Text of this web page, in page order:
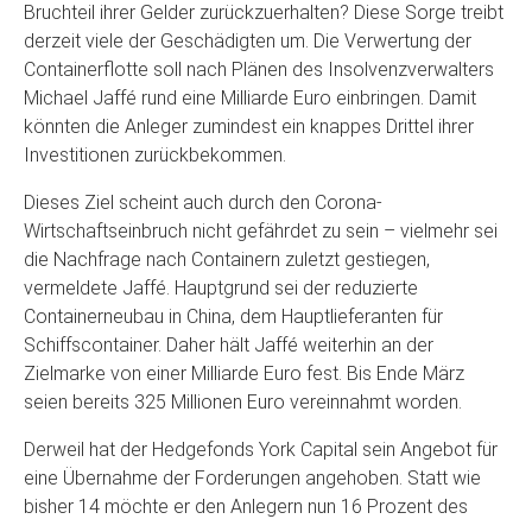
Bruchteil ihrer Gelder zurückzuerhalten? Diese Sorge treibt
derzeit viele der Geschädigten um. Die Verwertung der
Containerflotte soll nach Plänen des Insolvenzverwalters
Michael Jaffé rund eine Milliarde Euro einbringen. Damit
könnten die Anleger zumindest ein knappes Drittel ihrer
Investitionen zurückbekommen.
Dieses Ziel scheint auch durch den Corona-
Wirtschaftseinbruch nicht gefährdet zu sein – vielmehr sei
die Nachfrage nach Containern zuletzt gestiegen,
vermeldete Jaffé. Hauptgrund sei der reduzierte
Containerneubau in China, dem Hauptlieferanten für
Schiffscontainer. Daher hält Jaffé weiterhin an der
Zielmarke von einer Milliarde Euro fest. Bis Ende März
seien bereits 325 Millionen Euro vereinnahmt worden.
Derweil hat der Hedgefonds York Capital sein Angebot für
eine Übernahme der Forderungen angehoben. Statt wie
bisher 14 möchte er den Anlegern nun 16 Prozent des